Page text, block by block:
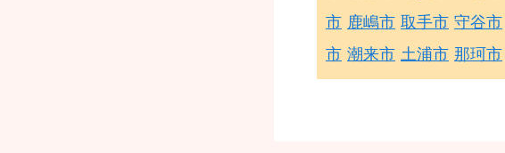
市 鹿嶋市 取手市 守谷市
市 潮来市 土浦市 那珂市